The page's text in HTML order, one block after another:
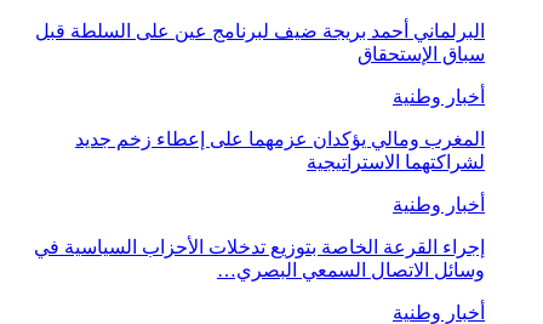
البرلماني أحمد بريجة ضيف لبرنامج عين على السلطة قبل
سباق الإستحقاق
أخبار وطنية
المغرب ومالي يؤكدان عزمهما على إعطاء زخم جديد
لشراكتهما الاستراتيجية
أخبار وطنية
إجراء القرعة الخاصة بتوزيع تدخلات الأحزاب السياسية في
وسائل الاتصال السمعي البصري…
أخبار وطنية